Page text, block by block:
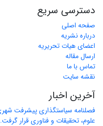
دسترسی سریع
صفحه اصلی
درباره نشریه
اعضای هیات تحریریه
ارسال مقاله
تماس با ما
نقشه سایت
آخرین اخبار
علوم، تحقیقات و فناوری قرار گرفت.